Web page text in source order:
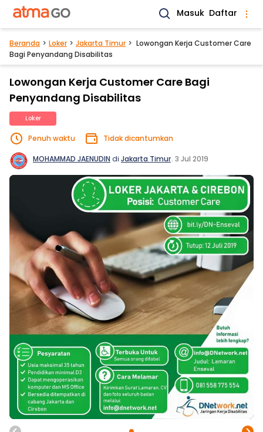
Masuk Daftar
Beranda Loker Jakarta Timur
Lowongan Kerja Customer Care
Bagi Penyandang Disabilitas
Lowongan Kerja Customer Care Bagi
Penyandang Disabilitas
Loker
Penuh waktu Tidak dicantumkan
MOHAMMAD JAENUDIN di Jakarta Timur. 3 Jul 2019